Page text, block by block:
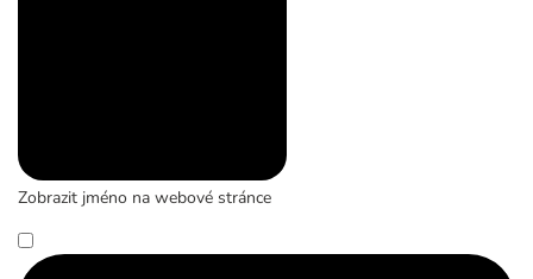
Zobrazit jméno na webové stránce